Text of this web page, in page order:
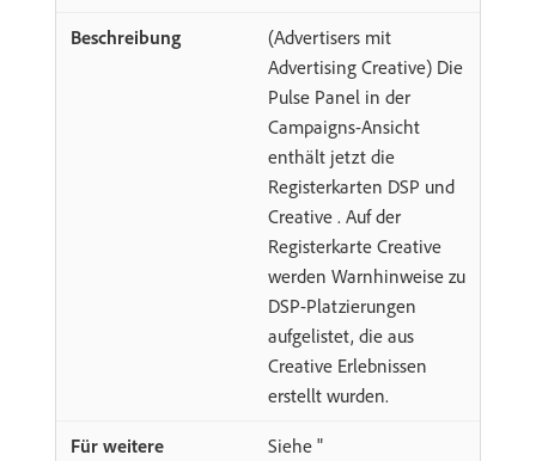
(Advertisers mit
Advertising Creative) Die
Pulse Panel in der
Campaigns-Ansicht
enthält jetzt die
Registerkarten DSP und
Creative . Auf der
Registerkarte Creative
werden Warnhinweise zu
DSP-Platzierungen
aufgelistet, die aus
Creative Erlebnissen
erstellt wurden.
Siehe "